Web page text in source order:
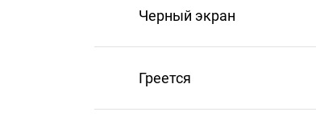
Черный экран
Греется